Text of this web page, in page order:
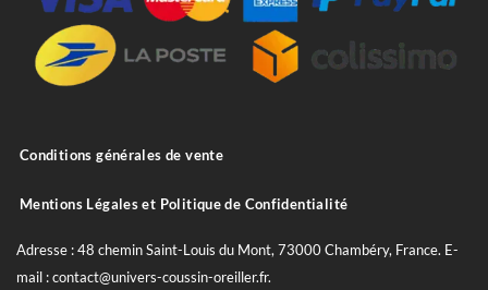
Conditions générales de vente
Mentions Légales et Politique de Confidentialité
Adresse : 48 chemin Saint-Louis du Mont, 73000 Chambéry, France. E-
mail : contact@univers-coussin-oreiller.fr.